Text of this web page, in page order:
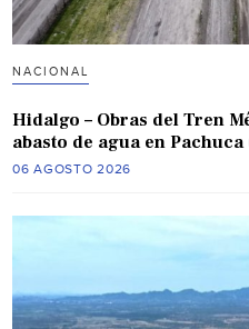
NACIONAL
Hidalgo – Obras del Tren
abasto de agua en
06 AGOSTO 2026